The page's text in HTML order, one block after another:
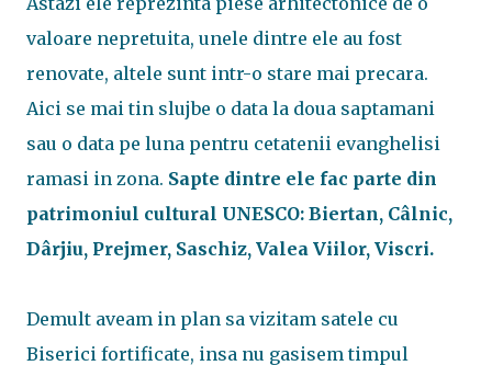
valoare nepretuita, unele dintre ele au fost
renovate, altele sunt intr-o stare mai precara.
Aici se mai tin slujbe o data la doua saptamani
sau o data pe luna pentru cetatenii evanghelisi
ramasi in zona. Sapte dintre ele fac parte din
patrimoniul cultural UNESCO: Biertan, Câlnic,
Dârjiu, Prejmer, Saschiz, Valea Viilor, Viscri.
Demult aveam in plan sa vizitam satele cu
Biserici fortificate, insa nu gasisem timpul